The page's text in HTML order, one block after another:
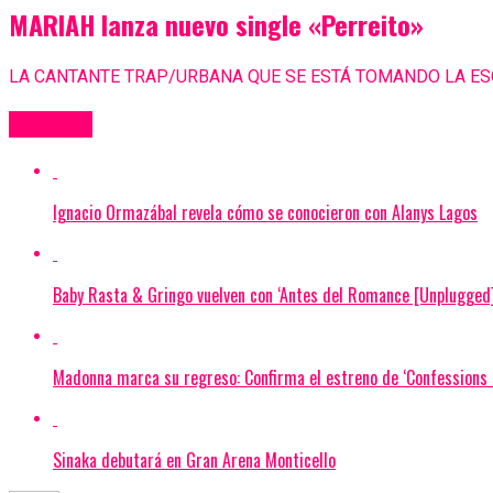
MARIAH lanza nuevo single «Perreito»
LA CANTANTE TRAP/URBANA QUE SE ESTÁ TOMANDO LA
Ignacio Ormazábal revela cómo se conocieron con Alanys Lagos
Baby Rasta & Gringo vuelven con ‘Antes del Romance
Madonna marca su regreso: Confirma el estreno de ‘Confessions
Sinaka debutará en Gran Arena Monticello